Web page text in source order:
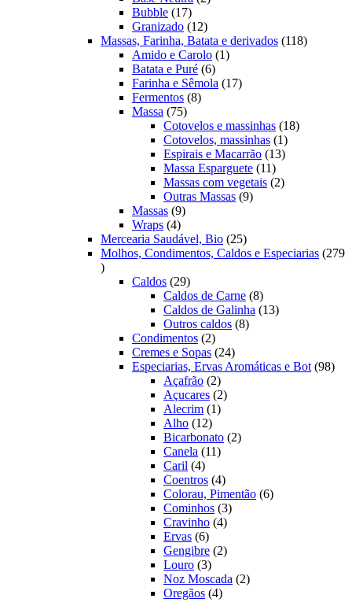
Bubble 1717
produtos
Granizado 1212
produtos
Massas, Farinha, Batata e derivados 118118
Amido e Carolo 11
Batata e Puré 66
produtos
Farinha e Sêmola 1717
Fermentos 88
Massa 7575
produtos
Cotovelos e massinhas 1818
Cotovelos, massinhas 11
produto
Espirais e Macarrão 1313
Massa Esparguete 1111
produtos
Massas com vegetais 22
Outras Massas 99
Massas 99
Wraps 44
produtos
Mercearia Saudável, Bio 2525
produtos
Molhos, Condimentos, Caldos e Especiarias 279
279
produtosCaldos 2929
produtos
Caldos de Carne 88
produtos
Caldos de Galinha 1313
Outros caldos 88
Condimentos 22
produtos
Cremes e Sopas 2424
produtos
Especiarias, Ervas Aromáticas e Bot 9898
Açafrão 22
produtos
Açucares 22
Alecrim 11
Alho 1212
produtos
Bicarbonato 22
Canela 1111
Caril 44
produtos
Coentros 44
produtos
Colorau, Pimentão 66
Cominhos 33
Cravinho 44
Ervas 66
produtos
Gengibre 22
Louro 33
produtos
Noz Moscada 22
Oregãos 44